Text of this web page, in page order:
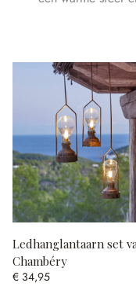
Ledhanglantaarn set
Chambéry
€ 34,95